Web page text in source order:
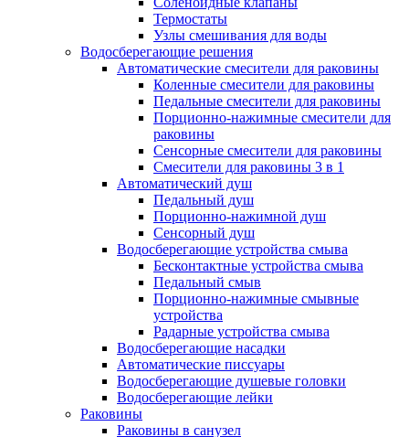
Термостаты
Узлы смешивания для воды
Водосберегающие решения
Автоматические смесители для раковины
Коленные смесители для раковины
Педальные смесители для раковины
Порционно-нажимные смесители для
раковины
Сенсорные смесители для раковины
Смесители для раковины 3 в 1
Автоматический душ
Педальный душ
Порционно-нажимной душ
Сенсорный душ
Водосберегающие устройства смыва
Бесконтактные устройства смыва
Педальный смыв
Порционно-нажимные смывные
устройства
Радарные устройства смыва
Водосберегающие насадки
Автоматические писсуары
Водосберегающие душевые головки
Водосберегающие лейки
Раковины
Раковины в санузел